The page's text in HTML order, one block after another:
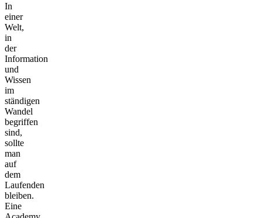
In
einer
Welt,
in
der
Information
und
Wissen
im
ständigen
Wandel
begriffen
sind,
sollte
man
auf
dem
Laufenden
bleiben.
Eine